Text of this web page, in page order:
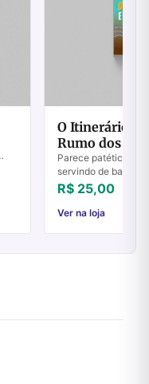
O Itinerário de
Rumo dos
Parece patético
servindo de base
ministério como o
encarnação. A
R$ 25,00
Ver na loja